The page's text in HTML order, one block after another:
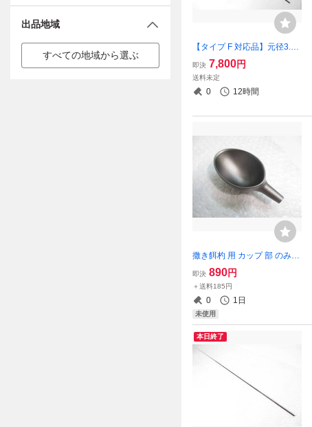
【タイプ F 対応品】元径3.5
㎜ 108㎝ がまかつ Re穂先 対
応 1～1.75号 5.3m 【ブラッ
ク艶有無指定可】フカセ釣り
専用 カーボン穂先 (1303-5
即決 7,800円
送料未定
0 12時間
撒き餌杓 用 カップ 部 のみ
【LMサイズ】（ダイワ シマ
ノ がまかつ ダイコー
即決 890円
＋送料185円
0 1日
未使用
本日終了
出品地域
すべての地域から選ぶ